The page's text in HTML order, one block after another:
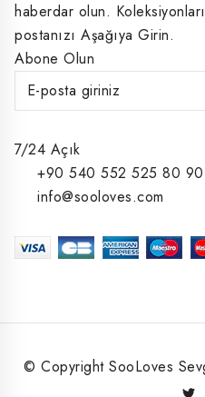
haberdar olun.
postanızı Aşağıya Girin.
Abone Olun
7/24 Açık
+90 540 552 525 80 90
info@sooloves.com
© Copyright SooLoves